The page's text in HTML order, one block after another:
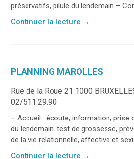
préservatifs, pilule du lendemain –
Continuer la lecture →
PLANNING MAROLLES
Rue de la Roue 21 1000
02/511.29.90
– Accueil : écoute, information, prise
du lendemain, test de grossesse,
de la vie relationnelle, affective et
Continuer la lecture →